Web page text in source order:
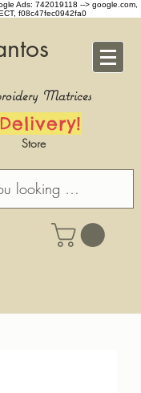
Ads: 742019118 --> google.com,
f08c47fec0942fa0
Matrices
Store